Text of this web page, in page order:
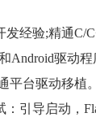
验;精通C/
驱动程
驱动移植。
导启动，